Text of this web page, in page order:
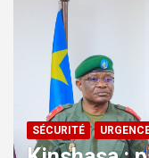
SÉCURITÉ